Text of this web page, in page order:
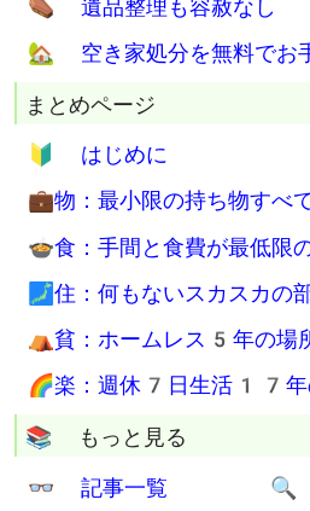
🚿 冬でも水シャワーでガ
💧 賃貸住宅で水道代0円
🗑 ゴミ袋代は年間0円
📶 格安SIM月900円生
💴 生活費は月4万円台
職も家もない生活
💳 無職でクレジットカード
🚷 西成ドヤ生活2年
💮 究極の断捨離マスター
⚖ 人間関係も清算済み
⚰ 遺品整理も容赦なし